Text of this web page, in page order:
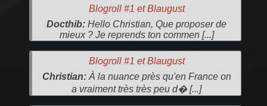
Blogroll #1 et Blaugust
Docthib: Hello Christian, Que proposer de
mieux ? Je reprends ton commen [...]
Blogroll #1 et Blaugust
Christian:À la nuance près qu'en France on
a vraiment très très peu d� [...]